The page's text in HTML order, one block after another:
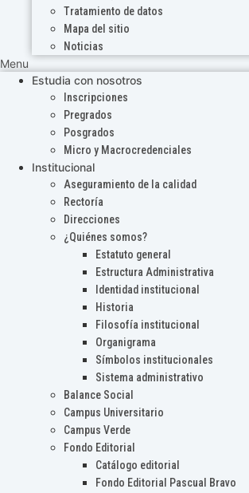
Tratamiento de datos
Mapa del sitio
Noticias
Menu
Estudia con nosotros
Inscripciones
Pregrados
Posgrados
Micro y Macrocredenciales
Institucional
Aseguramiento de la calidad
Rectoría
Direcciones
¿Quiénes somos?
Estatuto general
Estructura Administrativa
Identidad institucional
Historia
Filosofía institucional
Organigrama
Símbolos institucionales
Sistema administrativo
Balance Social
Campus Universitario
Campus Verde
Fondo Editorial
Catálogo editorial
Fondo Editorial Pascual Bravo